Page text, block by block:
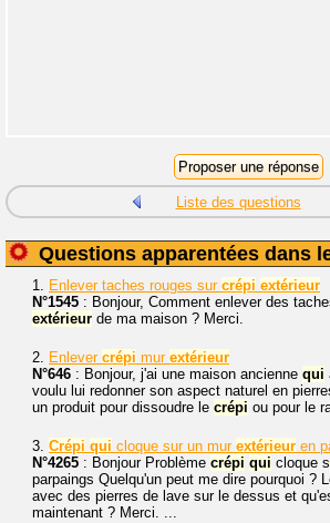
Liste des questions
Questions apparentées dans
1. Enlever taches rouges sur crépi extérieur
N°1545 : Bonjour, Comment enlever des
extérieur de ma maison ? Merci.
2. Enlever crépi mur extérieur
N°646 : Bonjour, j'ai une maison ancienne qui
voulu lui redonner son aspect naturel en
un produit pour dissoudre le crépi ou pour le
3. Crépi qui cloque sur un mur extérieur en
N°4265 : Bonjour Problème crépi qui cloque
parpaings Quelqu'un peut me dire pourquoi ?
avec des pierres de lave sur le dessus et
maintenant ? Merci. ...